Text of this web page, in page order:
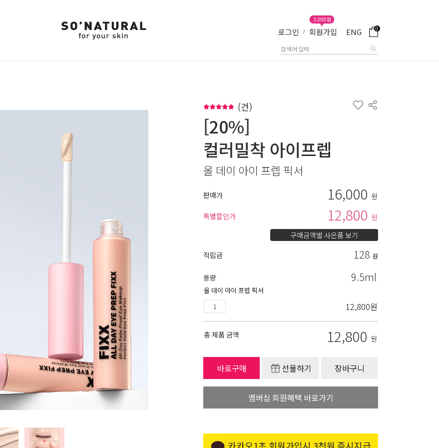
로그인 / 회원가입
3,000원
ENG 0
(건)
[20%]
컬러밀착 아이프렙
올 데이 아이 프렙 픽서
판매가 16,000 원
특별할인가
12,800 원
구매금액별 사은품 보기
적립금
128 원
용량 9.5ml
올 데이 아이 프렙 픽서
12,800원
총 제품 금액 12,800 원
바로구매 선물하기 장바구니
멤버십 회원혜택 바로가기